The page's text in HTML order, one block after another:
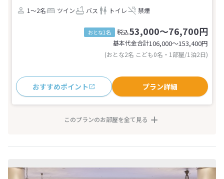
1～2名 ツイン バス トイレ 禁煙
おとな1名 税込53,000～76,700円
基本代金合計106,000〜153,400円
(おとな2名 こども0名・1部屋/1泊2日)
おすすめポイント プラン詳細
このプランのお部屋を全て見る